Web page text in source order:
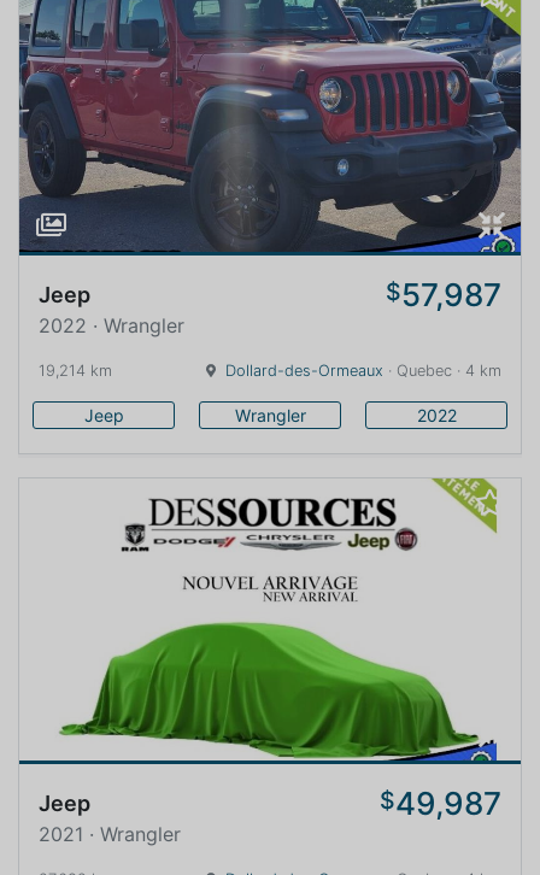
Jeep $57,987
2022 · Wrangler
19,214 km Dollard-des-Ormeaux · Quebec · 4 km
Jeep Wrangler 2022
Jeep $49,987
2021 · Wrangler